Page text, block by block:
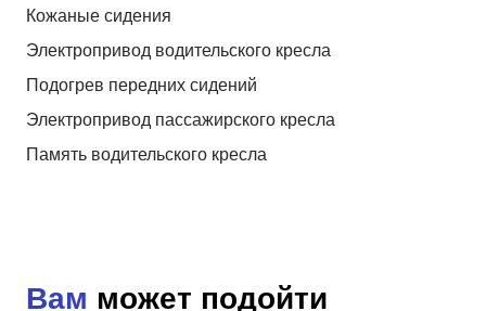
Кожаные сидения
Электропривод водительского кресла
Подогрев передних сидений
Электропривод пассажирского кресла
Память водительского кресла
Вам может подойти